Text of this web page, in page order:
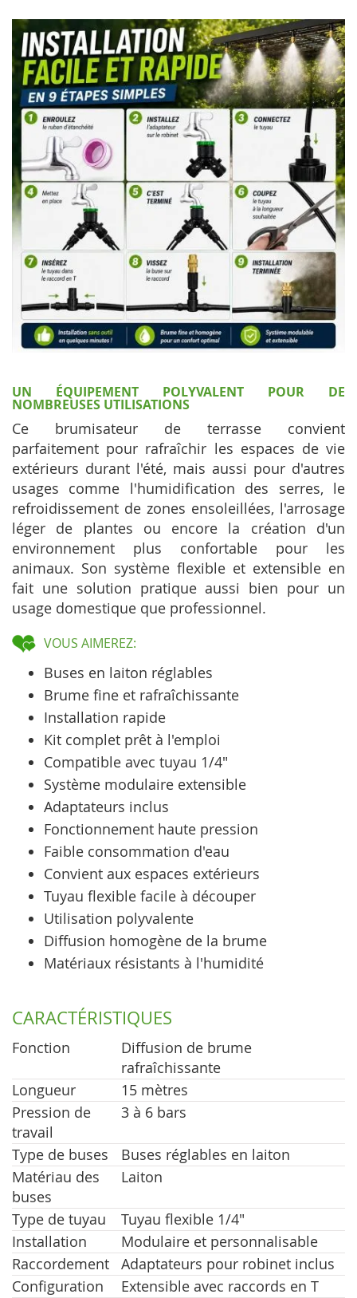
UN ÉQUIPEMENT POLYVALENT POUR DE
NOMBREUSES UTILISATIONS
Ce brumisateur de terrasse convient
parfaitement pour rafraîchir les espaces de vie
extérieurs durant l'été, mais aussi pour d'autres
usages comme l'humidification des serres, le
refroidissement de zones ensoleillées, l'arrosage
léger de plantes ou encore la création d'un
environnement plus confortable pour les
animaux. Son système flexible et extensible en
fait une solution pratique aussi bien pour un
usage domestique que professionnel.
VOUS AIMEREZ:
Buses en laiton réglables
Brume fine et rafraîchissante
Installation rapide
Kit complet prêt à l'emploi
Compatible avec tuyau 1/4"
Système modulaire extensible
Adaptateurs inclus
Fonctionnement haute pression
Faible consommation d'eau
Convient aux espaces extérieurs
Tuyau flexible facile à découper
Utilisation polyvalente
Diffusion homogène de la brume
Matériaux résistants à l'humidité
CARACTÉRISTIQUES
Fonction
Diffusion de brume
rafraîchissante
Longueur
15 mètres
Pression de
travail
3 à 6 bars
Type de buses
Buses réglables en laiton
Matériau des
buses
Laiton
Type de tuyau
Tuyau flexible 1/4"
Installation
Modulaire et personnalisable
Raccordement
Adaptateurs pour robinet inclus
Configuration
Extensible avec raccords en T